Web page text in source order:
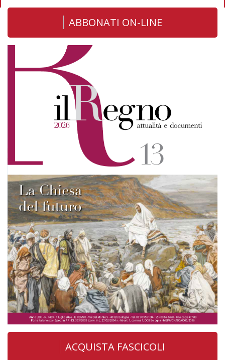
ABBONATI ON-LINE
ACQUISTA FASCICOLI